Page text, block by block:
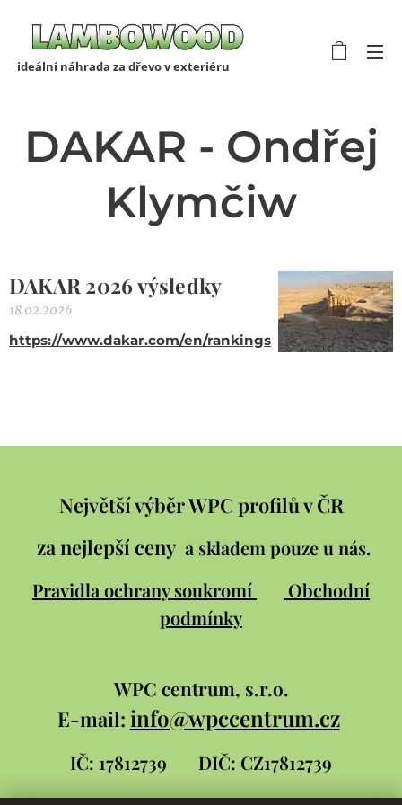
ideální náhrada za dřevo v exteriéru
DAKAR - Ondřej
Klymčiw
DAKAR 2026 výsledky
18.02.2026
https://www.dakar.com/en/rankings
Největší výběr WPC profilů v ČR
za nejlepší ceny a skladem pouze u nás.
Pravidla ochrany soukromí
Obchodní
podmínky
WPC centrum, s.r.o.
E-mail: info@wpccentrum.cz
IČ: 17812739 DIČ: CZ17812739